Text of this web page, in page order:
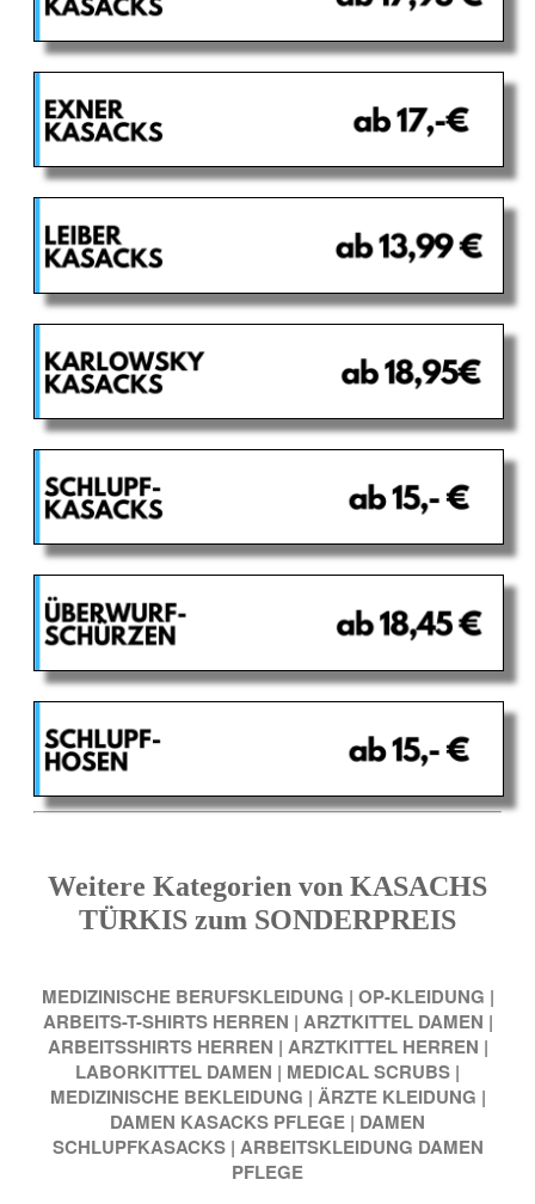
Weitere Kategorien von KASACHS
TÜRKIS zum SONDERPREIS
MEDIZINISCHE BERUFSKLEIDUNG | OP-KLEIDUNG |
ARBEITS-T-SHIRTS HERREN | ARZTKITTEL DAMEN |
ARBEITSSHIRTS HERREN | ARZTKITTEL HERREN |
LABORKITTEL DAMEN | MEDICAL SCRUBS |
MEDIZINISCHE BEKLEIDUNG | ÄRZTE KLEIDUNG |
DAMEN KASACKS PFLEGE | DAMEN
SCHLUPFKASACKS | ARBEITSKLEIDUNG DAMEN
PFLEGE